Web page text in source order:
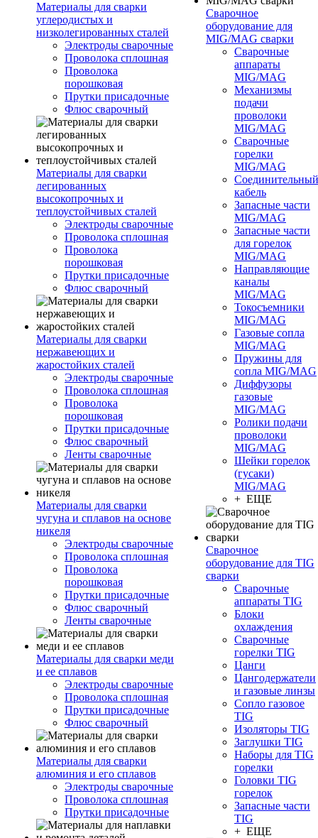
Материалы для сварки
углеродистых и
низколегированных сталей
Электроды сварочные
Проволока сплошная
Проволока
порошковая
Прутки присадочные
Флюс сварочный
Материалы для сварки
легированных
высокопрочных и
теплоустойчивых сталей
Электроды сварочные
Проволока сплошная
Проволока
порошковая
Прутки присадочные
Флюс сварочный
Материалы для сварки
нержавеющих и
жаростойких сталей
Электроды сварочные
Проволока сплошная
Проволока
порошковая
Прутки присадочные
Флюс сварочный
Ленты сварочные
Материалы для сварки
чугуна и сплавов на основе
никеля
Электроды сварочные
Проволока сплошная
Проволока
порошковая
Прутки присадочные
Флюс сварочный
Ленты сварочные
Материалы для сварки меди
и ее сплавов
Электроды сварочные
Проволока сплошная
Прутки присадочные
Флюс сварочный
Материалы для сварки
алюминия и его сплавов
Электроды сварочные
Проволока сплошная
Прутки присадочные
Сварочное
оборудование для
MIG/MAG сварки
Сварочные
аппараты
MIG/MAG
Механизмы
подачи
проволоки
MIG/MAG
Сварочные
горелки
MIG/MAG
Соединительный
кабель
Запасные части
MIG/MAG
Запасные части
для горелок
MIG/MAG
Направляющие
каналы
MIG/MAG
Токосъемники
MIG/MAG
Газовые сопла
MIG/MAG
Пружины для
сопла MIG/MAG
Диффузоры
газовые
MIG/MAG
Ролики подачи
проволоки
MIG/MAG
Шейки горелок
(гусаки)
MIG/MAG
+ ЕЩЕ
Сварочное
оборудование для TIG
сварки
Сварочные
аппараты TIG
Блоки
охлаждения
Сварочные
горелки TIG
Цанги
Цангодержатели
и газовые линзы
Сопло газовое
TIG
Изоляторы TIG
Заглушки TIG
Наборы для TIG
горелки
Головки TIG
горелок
Запасные части
TIG
+ ЕЩЕ